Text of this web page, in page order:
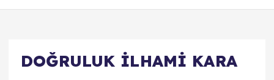
a
DOĞRULUK İLHAMİ KARA